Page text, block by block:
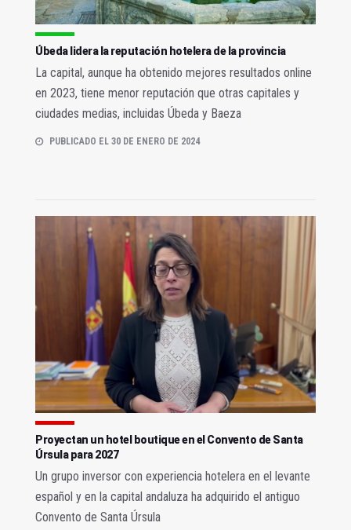
Úbeda lidera la reputación hotelera de la provincia
La capital, aunque ha obtenido mejores resultados online
en 2023, tiene menor reputación que otras capitales y
ciudades medias, incluidas Úbeda y Baeza
PUBLICADO EL 30 DE ENERO DE 2024
Proyectan un hotel boutique en el Convento de Santa
Úrsula para 2027
Un grupo inversor con experiencia hotelera en el levante
español y en la capital andaluza ha adquirido el antiguo
Convento de Santa Úrsula